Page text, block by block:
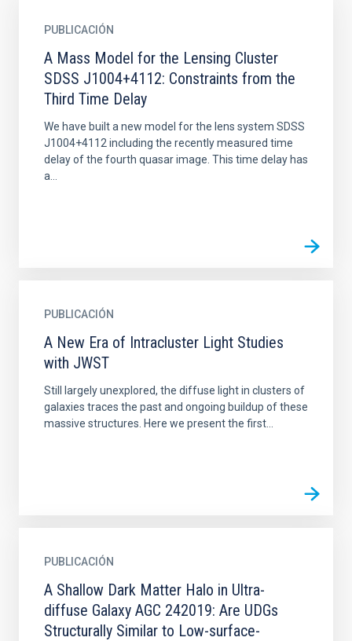
PUBLICACIÓN
A Mass Model for the Lensing Cluster
SDSS J1004+4112: Constraints from the
Third Time Delay
We have built a new model for the lens system SDSS
J1004+4112 including the recently measured time
delay of the fourth quasar image. This time delay has
a...
PUBLICACIÓN
A New Era of Intracluster Light Studies
with JWST
Still largely unexplored, the diffuse light in clusters of
galaxies traces the past and ongoing buildup of these
massive structures. Here we present the first...
PUBLICACIÓN
A Shallow Dark Matter Halo in Ultra-
diffuse Galaxy AGC 242019: Are UDGs
Structurally Similar to Low-surface-